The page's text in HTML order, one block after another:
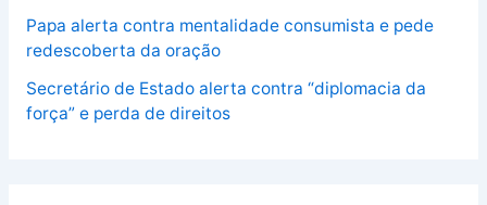
Papa alerta contra mentalidade consumista e pede
redescoberta da oração
Secretário de Estado alerta contra “diplomacia da
força” e perda de direitos